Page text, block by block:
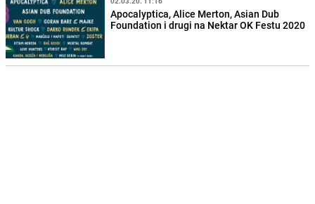
Apocalyptica, Alice Merton, Asian Dub
Foundation i drugi na Nektar OK Festu 2020